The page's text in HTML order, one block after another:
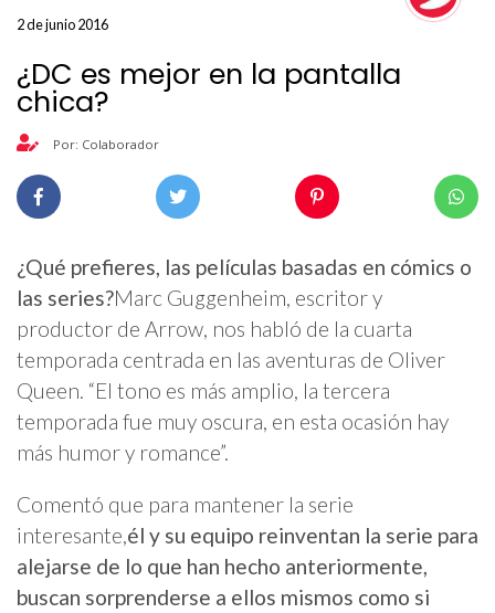
2 de junio 2016
¿DC es mejor en la pantalla
chica?
Por: Colaborador
¿Qué prefieres, las películas basadas en cómics o
las series?Marc Guggenheim, escritor y
productor de Arrow, nos habló de la cuarta
temporada centrada en las aventuras de Oliver
Queen. “El tono es más amplio, la tercera
temporada fue muy oscura, en esta ocasión hay
más humor y romance”.
Comentó que para mantener la serie
interesante,él y su equipo reinventan la serie para
alejarse de lo que han hecho anteriormente,
buscan sorprenderse a ellos mismos como si